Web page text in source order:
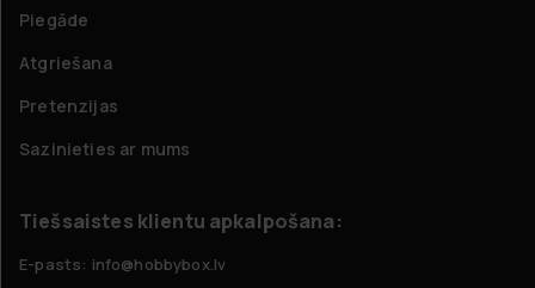
Piegāde
Atgriešana
Pretenzijas
Sazinieties ar mums
Tiešsaistes klientu apkalpošana:
E-pasts: info@hobbybox.lv